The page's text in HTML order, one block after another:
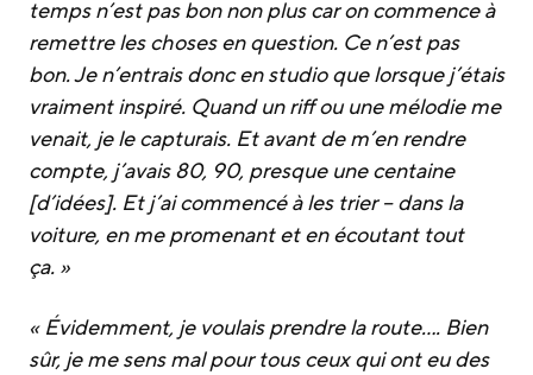
temps n’est pas bon non plus car on commence à
remettre les choses en question. Ce n’est pas
bon. Je n’entrais donc en studio que lorsque j’étais
vraiment inspiré. Quand un riff ou une mélodie me
venait, je le capturais. Et avant de m’en rendre
compte, j’avais 80, 90, presque une centaine
[d’idées]. Et j’ai commencé à les trier – dans la
voiture, en me promenant et en écoutant tout
ça. »
« Évidemment, je voulais prendre la route…. Bien
sûr, je me sens mal pour tous ceux qui ont eu des